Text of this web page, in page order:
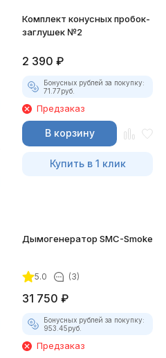
Комплект конусных пробок-
заглушек №2
2 390 ₽
Бонусных рублей за покупку:
71.77руб.
Предзаказ
В корзину
Купить в 1 клик
Дымогенератор SMC-Smoke
5.0 (3)
31 750 ₽
Бонусных рублей за покупку:
953.45руб.
Предзаказ